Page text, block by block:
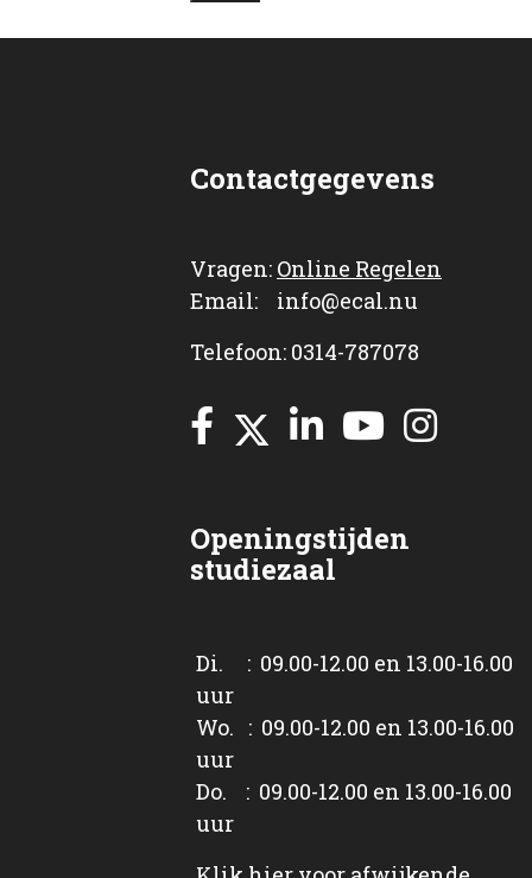
Contactgegevens
Vragen: Online Regelen
Email: info@ecal.nu
Telefoon: 0314-787078
Openingstijden
studiezaal
Di. : 09.00-12.00 en 13.00-16.00
uur
Wo. : 09.00-12.00 en 13.00-16.00
uur
Do. : 09.00-12.00 en 13.00-16.00
uur